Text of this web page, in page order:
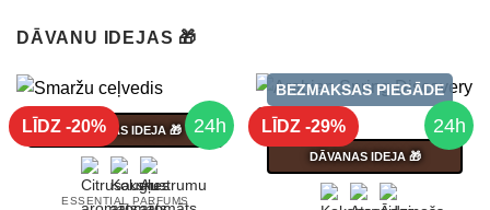
DĀVANU IDEJAS 🎁
24h
LĪDZ -20%DĀVANAS IDEJA 🎁
ESSENTIAL PARFUMS
24h
LĪDZ -29%
BEZMAKSAS PIEGĀDE
DĀVANAS IDEJA 🎁